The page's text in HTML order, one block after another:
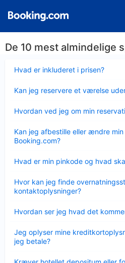
De 10 mest almindelige
Hvad er inkluderet i prisen?
Kan jeg reservere et værelse
Hvordan ved jeg om min
Kan jeg afbestille eller ændre
Booking.com?
Hvad er min pinkode og hvad
Hvor kan jeg finde
kontaktoplysninger?
Hvordan ser jeg hvad det
Jeg oplyser mine
jeg betale?